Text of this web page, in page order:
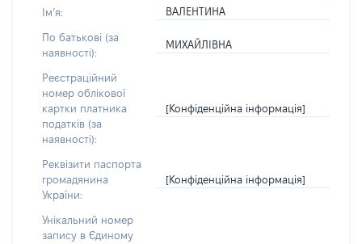
Імʼя: ВАЛЕНТИНА
По батькові (за
наявності):
МИХАЙЛІВНА
Реєстраційний
номер облікової
картки платника
податків (за
наявності):
[Конфіденційна інформація]
Реквізити паспорта
громадянина
України:
[Конфіденційна інформація]
Унікальний номер
запису в Єдиному